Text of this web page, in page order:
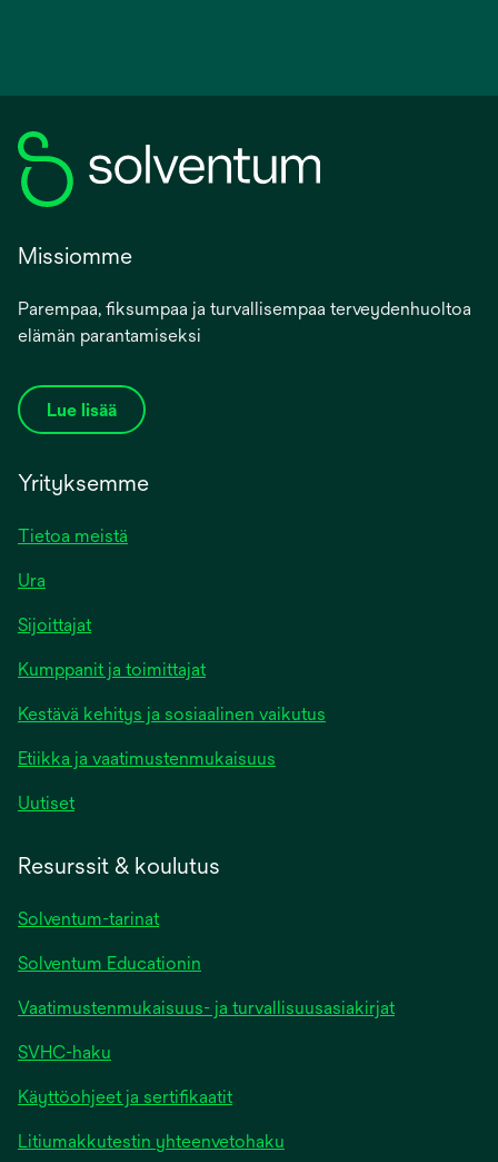
Missiomme
Parempaa, fiksumpaa ja turvallisempaa terveydenhuoltoa
elämän parantamiseksi
Lue lisää
Yrityksemme
Tietoa meistä
Ura
Sijoittajat
Kumppanit ja toimittajat
Kestävä kehitys ja sosiaalinen vaikutus
Etiikka ja vaatimustenmukaisuus
Uutiset
Resurssit & koulutus
Solventum-tarinat
Solventum Educationin
Vaatimustenmukaisuus- ja turvallisuusasiakirjat
SVHC-haku
Käyttöohjeet ja sertifikaatit
Litiumakkutestin yhteenvetohaku